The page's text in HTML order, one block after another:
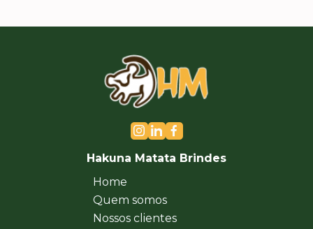
Hakuna Matata Brindes
Home
Quem somos
Nossos clientes